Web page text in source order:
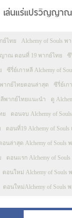
เล่นแร่แปรวิญญ
ย์ไทย Alchemy of Souls พ
ญาณ ตอนที่ 19 พากย์ไทย ซี
ซีรี่ย์เกาหลี Alchemy of
ากย์ไทยตอนล่าสุด ซีรี่ย์เก
พากย์ไทยแนะนำ ดู
ย ตอนจบ Alchemy of
ตอนที่19 Alchemy of
อนล่าสุด Alchemy of Souls
ตอนแรก Alchemy of
ตอนใหม่ Alchemy of Souls
ตอนใหม่Alchemy of Souls